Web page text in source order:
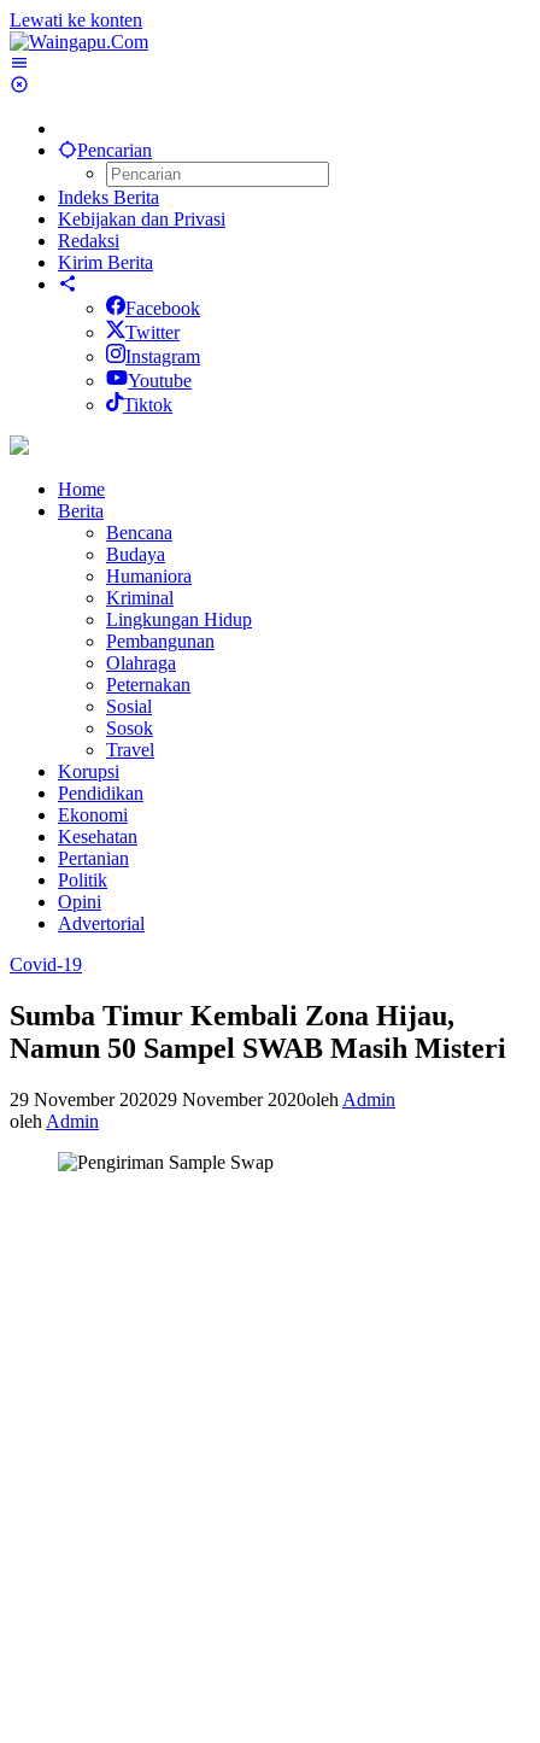
Lewati ke konten
Pencarian
Indeks Berita
Kebijakan dan Privasi
Redaksi
Kirim Berita
Facebook
Twitter
Instagram
Youtube
Tiktok
Home
Berita
Bencana
Budaya
Humaniora
Kriminal
Lingkungan Hidup
Pembangunan
Olahraga
Peternakan
Sosial
Sosok
Travel
Korupsi
Pendidikan
Ekonomi
Kesehatan
Pertanian
Politik
Opini
Advertorial
Covid-19
Sumba Timur Kembali Zona Hijau,
Namun 50 Sampel SWAB Masih Misteri
29 November 202029 November 2020oleh Admin
oleh Admin